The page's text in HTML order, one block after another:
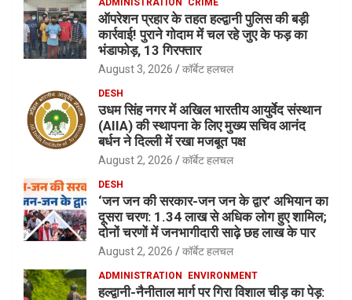
ADMINISTRATION CRIME
ऑपरेशन प्रहार के तहत हल्द्वानी पुलिस की बड़ी
कार्रवाई! पुराने गोदाम में चल रहे जुए के फड़ का
भंडाफोड़, 13 गिरफ्तार
August 3, 2026 कॉर्बेट हलचल
DESH
उधम सिंह नगर में अखिल भारतीय आयुर्वेद संस्थान
(AIIA) की स्थापना के लिए मुख्य सचिव आनंद
बर्धन ने दिल्ली में रखा मजबूत पक्ष
August 2, 2026 कॉर्बेट हलचल
DESH
‘जन जन की सरकार-जन जन के द्वार’ अभियान का
दूसरा चरण: 1.34 लाख से अधिक लोग हुए शामिल;
दोनों चरणों में जनभागीदारी साढ़े छह लाख के पार
August 2, 2026 कॉर्बेट हलचल
ADMINISTRATION ENVIRONMENT
हल्द्वानी-नैनीताल मार्ग पर गिरा विशाल चीड़ का पेड़: